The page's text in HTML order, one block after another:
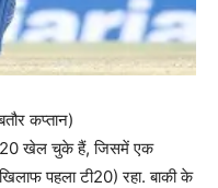
कप्तान)
खेल चुके हैं, जिसमें एक
पहला टी20) रहा. बाकी के